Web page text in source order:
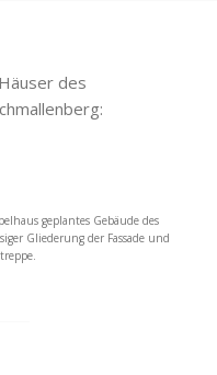
des
geplantes Gebäude des
Gliederung der Fassade und